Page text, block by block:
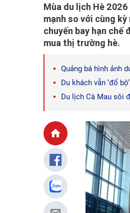
Mùa du lịch Hè
mạnh so với cùng
chuyến bay hạn chế
mua thị trường hè.
Quảng bá hình ảnh
Du khách vẫn ‘đổ
Du lịch Cà Mau sôi